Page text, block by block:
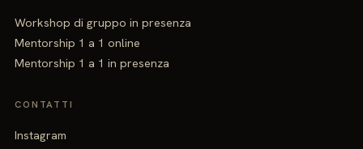
Workshop di gruppo in presenza
Mentorship 1 a 1 online
Mentorship 1 a 1 in presenza
CONTATTI
Instagram